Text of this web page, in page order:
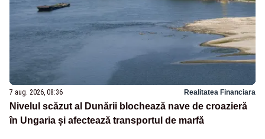
7 aug. 2026, 08:36 Realitatea Financiara
Nivelul scăzut al Dunării blochează nave de croazieră
în Ungaria și afectează transportul de marfă